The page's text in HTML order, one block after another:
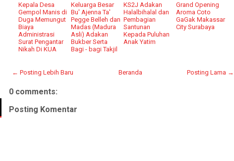
Kepala Desa
Gempol Manis di
Duga Memungut
Biaya
Administrasi
Surat Pengantar
Nikah Di KUA
Keluarga Besar
Bu' Ajenna Ta'
Pegge Belleh dan
Madas (Madura
Asli) Adakan
Bukber Serta
Bagi - bagi Takjil
KS2J Adakan
Halalbihalal dan
Pembagian
Santunan
Kepada Puluhan
Anak Yatim
Grand Opening
Aroma Coto
GaGak Makassar
City Surabaya
← Posting Lebih Baru Posting Lama →
Beranda
0 comments:
Posting Komentar